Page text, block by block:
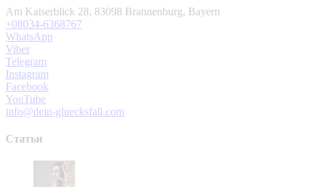
Am Kaiserblick 28, 83098 Brannenburg, Bayern
+08034-6368767
WhatsApp
Viber
Telegram
Instagram
Facebook
YouTube
info@dein-gluecksfall.com
Статьи